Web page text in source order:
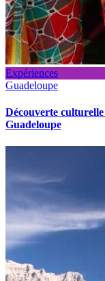
Expériences
Guadeloupe
Découverte
Guadeloupe